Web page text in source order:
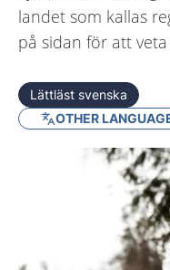
landet som kallas
på sidan för att
Lättläst svenska
OTHER